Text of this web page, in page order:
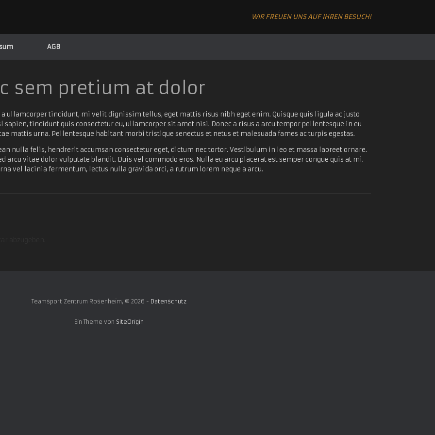
WIR FREUEN UNS AUF IHREN BESUCH!
AGB
sem pretium at dolor
ullamcorper tincidunt, mi velit dignissim tellus, eget mattis risus nibh eget enim. Quisque quis ligula ac justo
tincidunt quis consectetur eu, ullamcorper sit amet nisi. Donec a risus a arcu tempor pellentesque in eu
mattis urna. Pellentesque habitant morbi tristique senectus et netus et malesuada fames ac turpis egestas.
nulla felis, hendrerit accumsan consectetur eget, dictum nec tortor. Vestibulum in leo et massa laoreet ornare.
arcu vitae dolor vulputate blandit. Duis vel commodo eros. Nulla eu arcu placerat est semper congue quis at mi.
vel lacinia fermentum, lectus nulla gravida orci, a rutrum lorem neque a arcu.
Teamsport Zentrum Rosenheim, © 2026 - Datenschutz
Ein Theme von SiteOrigin